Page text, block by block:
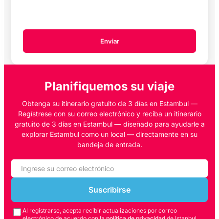
Enviar
Planifiquemos su viaje
Obtenga su itinerario gratuito de 3 días en Estambul —
Regístrese con su correo electrónico y reciba un itinerario
gratuito de 3 días en Estambul — diseñado para ayudarle a
explorar Estambul como un local — directamente en su
bandeja de entrada.
Suscribirse
Al registrarse, acepta recibir actualizaciones por correo